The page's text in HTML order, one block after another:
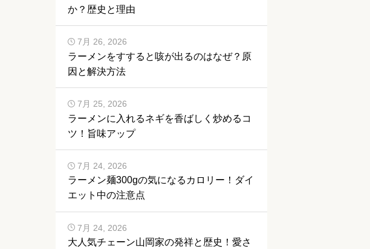
か？歴史と理由
ラーメンをすすると咳が出るのはなぜ？原
因と解決方法
7月 26, 2026
ラーメンに入れるネギを香ばしく炒めるコ
ツ！旨味アップ
7月 25, 2026
ラーメン麺300gの気になるカロリー！ダイ
エット中の注意点
7月 24, 2026
大人気チェーン山岡家の発祥と歴史！愛さ
7月 24, 2026